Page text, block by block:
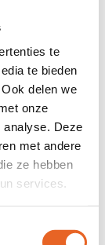
te
te bieden
delen we
onze
analyse. Deze
met andere
ze hebben
services.
het